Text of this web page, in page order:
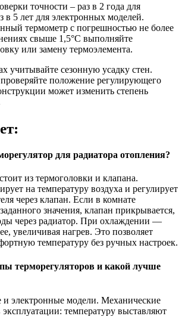
точности – раз в 2 года для
в 5 лет для электронных моделей.
термометр с погрешностью не более
свыше 1,5°C выполняйте
или замену термоэлемента.
учитывайте сезонную усадку стен.
положение регулирующего
может изменить степень
для радиатора отопления?
из термоголовки и клапана.
на температуру воздуха и регулирует
через клапан. Если в комнате
значения, клапан прикрывается,
через радиатор. При охлаждении —
увеличивая нагрев. Это позволяет
температуру без ручных настроек.
терморегуляторов и какой лучше
и электронные модели. Механические
температуру выставляют